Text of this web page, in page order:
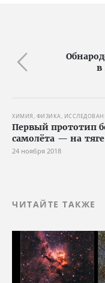
в
ХИМИЯ, ФИЗИКА,
Первый прототип
самолёта — на тяге
24 ноября 2018
ЧИТАЙТЕ ТАКЖЕ